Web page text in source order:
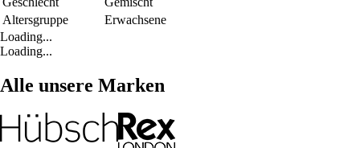
Altersgruppe
Erwachsene
Loading...
Loading...
Alle unsere Marken